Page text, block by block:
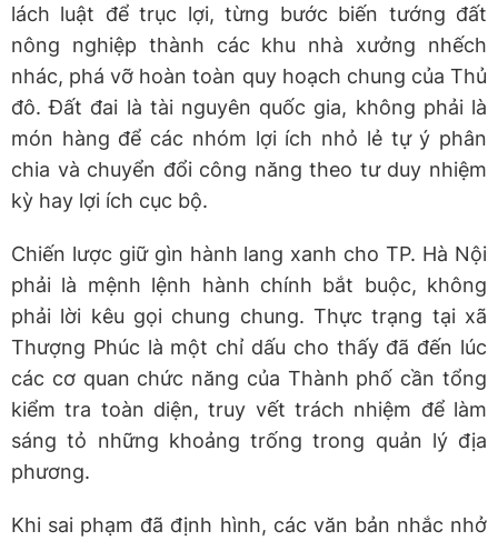
lách luật để trục lợi, từng bước biến tướng đất
nông nghiệp thành các khu nhà xưởng nhếch
nhác, phá vỡ hoàn toàn quy hoạch chung của Thủ
đô. Đất đai là tài nguyên quốc gia, không phải là
món hàng để các nhóm lợi ích nhỏ lẻ tự ý phân
chia và chuyển đổi công năng theo tư duy nhiệm
kỳ hay lợi ích cục bộ.
Chiến lược giữ gìn hành lang xanh cho TP. Hà Nội
phải là mệnh lệnh hành chính bắt buộc, không
phải lời kêu gọi chung chung. Thực trạng tại xã
Thượng Phúc là một chỉ dấu cho thấy đã đến lúc
các cơ quan chức năng của Thành phố cần tổng
kiểm tra toàn diện, truy vết trách nhiệm để làm
sáng tỏ những khoảng trống trong quản lý địa
phương.
Khi sai phạm đã định hình, các văn bản nhắc nhở